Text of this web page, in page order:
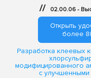
// 02.00.06 -
Открыть
более
Разработка клеевых
модифицированного
с улучшенными